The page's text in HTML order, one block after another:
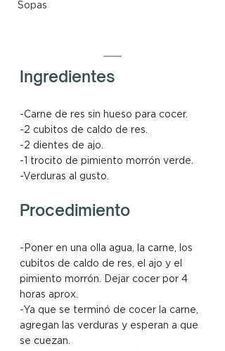
Sopas
Ingredientes
-Carne de res sin hueso para cocer.
-2 cubitos de caldo de res.
-2 dientes de ajo.
-1 trocito de pimiento morrón verde.
-Verduras al gusto.
Procedimiento
-Poner en una olla agua, la carne, los
cubitos de caldo de res, el ajo y el
pimiento morrón. Dejar cocer por 4
horas aprox.
-Ya que se terminó de cocer la carne,
agregan las verduras y esperan a que
se cuezan.